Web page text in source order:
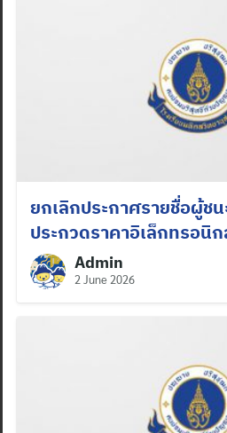
ยกเลิกประกาศรายชื่อผู้ช
ประกวดราคาอิเล็กทรอนิ
Admin
2 June 2026